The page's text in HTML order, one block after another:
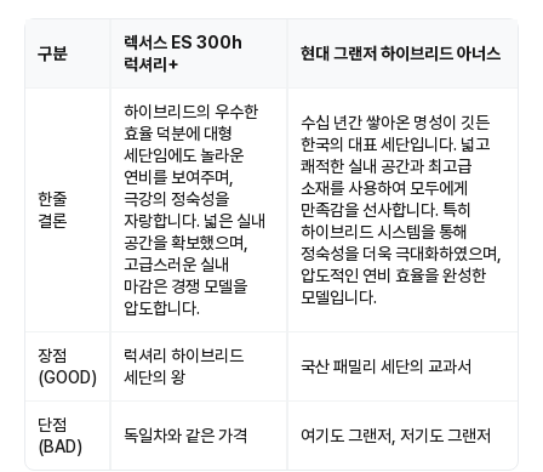
구분
렉서스 ES 300h
럭셔리+
현대 그랜저 하이브리드 아너스
한줄
결론
하이브리드의 우수한
효율 덕분에 대형
세단임에도 놀라운
연비를 보여주며,
극강의 정숙성을
자랑합니다. 넓은 실내
공간을 확보했으며,
고급스러운 실내
마감은 경쟁 모델을
압도합니다.
수십 년간 쌓아온 명성이 깃든
한국의 대표 세단입니다. 넓고
쾌적한 실내 공간과 최고급
소재를 사용하여 모두에게
만족감을 선사합니다. 특히
하이브리드 시스템을 통해
정숙성을 더욱 극대화하였으며,
압도적인 연비 효율을 완성한
모델입니다.
장점
(GOOD)
럭셔리 하이브리드
세단의 왕
국산 패밀리 세단의 교과서
단점
(BAD)
독일차와 같은 가격 여기도 그랜저, 저기도 그랜저